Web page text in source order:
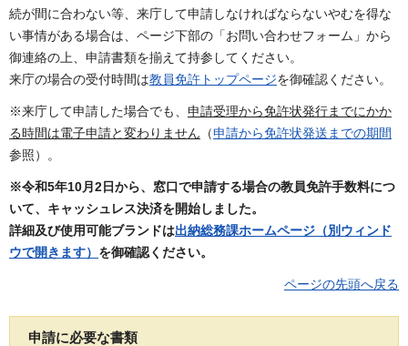
続が間に合わない等、来庁して申請しなければならないやむを得な
い事情がある場合は、ページ下部の「お問い合わせフォーム」から
御連絡の上、申請書類を揃えて持参してください。
来庁の場合の受付時間は教員免許トップページを御確認ください。
※来庁して申請した場合でも、 申請受理から免許状発行までにかか
る時間は電子申請と変わりません （申請から免許状発送までの期間
参照）。
※令和5年10月2日から、窓口で申請する場合の教員免許手数料につ
いて、キャッシュレス決済を開始しました。
詳細及び使用可能ブランドは出納総務課ホームページ（別ウィンド
ウで開きます） を御確認ください。
ページの先頭へ戻る
申請に必要な書類